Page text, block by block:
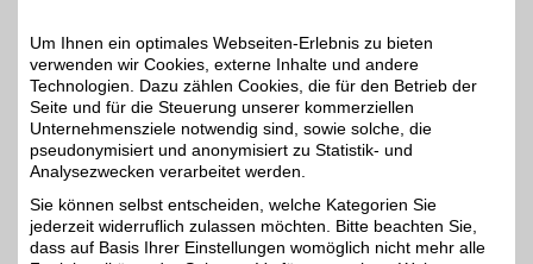
Adresse
Rischenweg 15
37124 Rosdorf
Filialen in der Nähe
Um Ihnen ein optimales Webseiten-Erlebnis zu bieten
verwenden wir Cookies, externe Inhalte und andere
Technologien. Dazu zählen Cookies, die für den Betrieb der
Seite und für die Steuerung unserer kommerziellen
Unternehmensziele notwendig sind, sowie solche, die
pseudonymisiert und anonymisiert zu Statistik- und
Analysezwecken verarbeitet werden.
Sie können selbst entscheiden, welche Kategorien Sie
jederzeit widerruflich zulassen möchten. Bitte beachten Sie,
dass auf Basis Ihrer Einstellungen womöglich nicht mehr alle